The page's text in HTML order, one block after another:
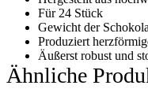
Für 24 Stück
Gewicht der
Produziert
Äußerst robust und
Ähnliche